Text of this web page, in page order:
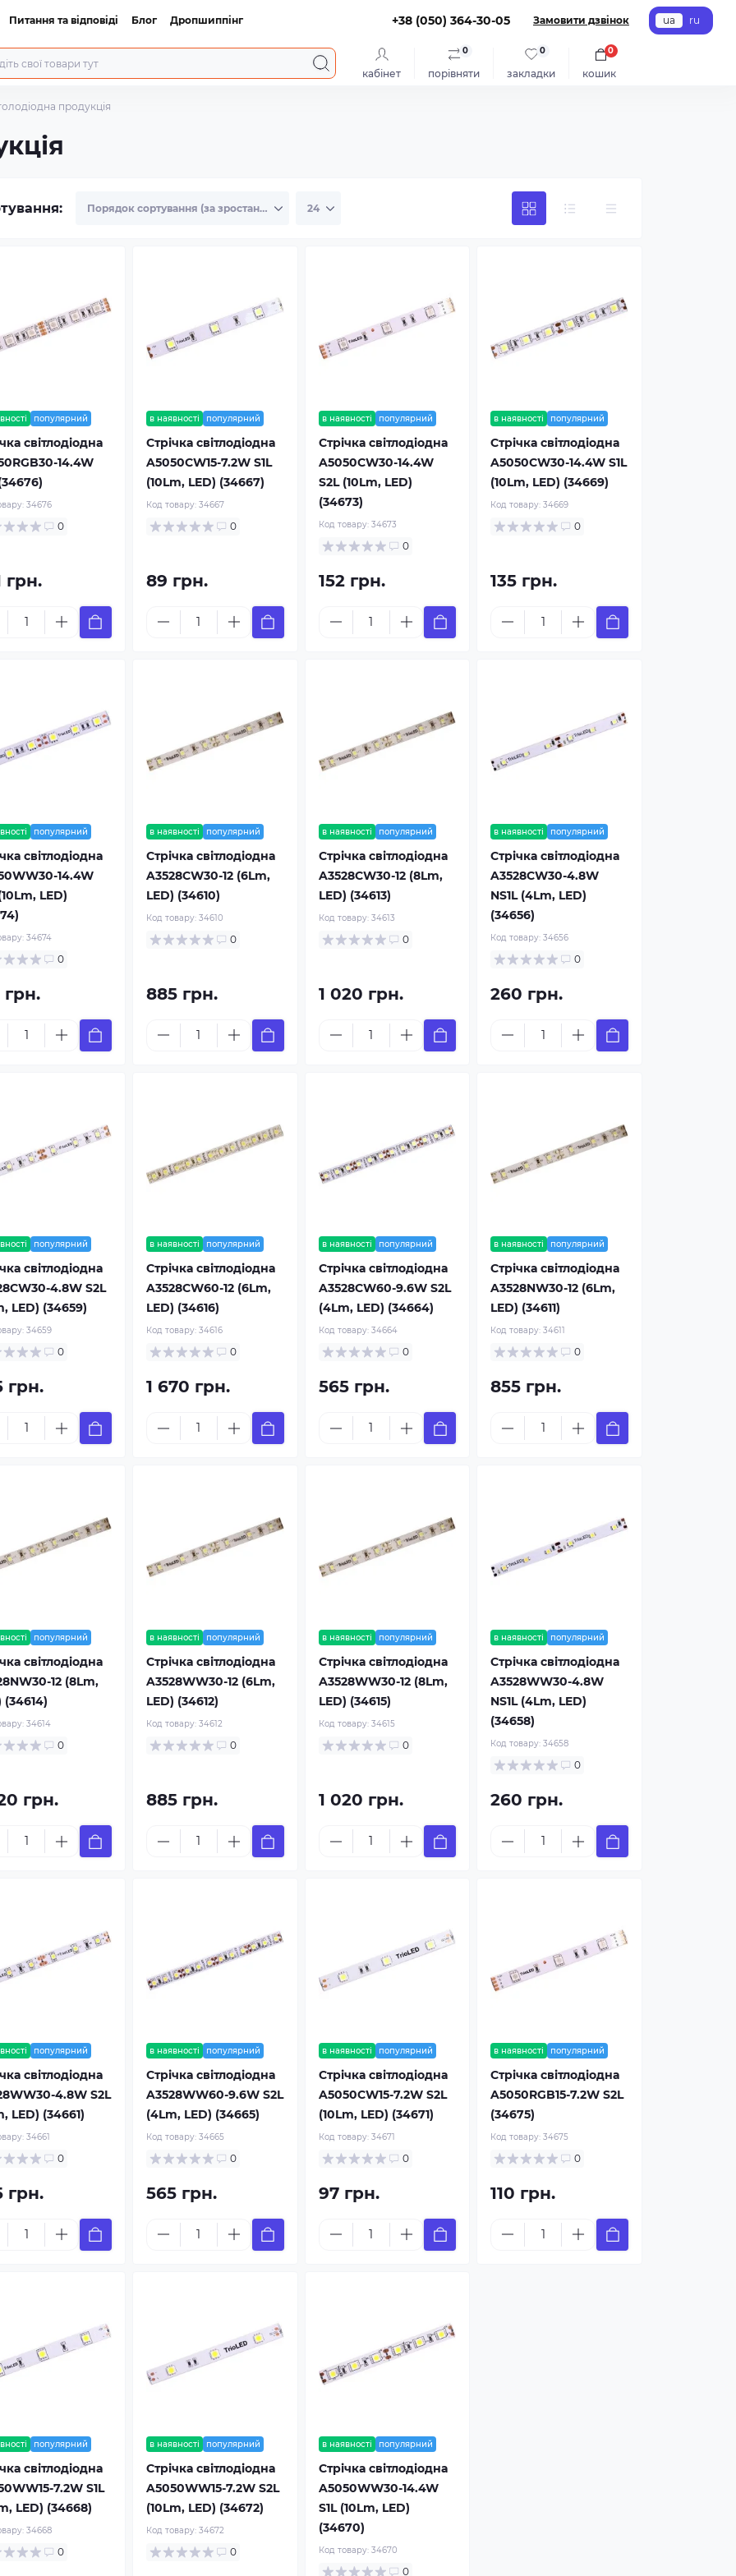
Питання та відповіді Блог Дропшиппінг +38 (050) 364-30-05 Замовити дзвінок ua ru
кабінет порівняти
0
закладки
0
кошик
0
продукція
популярний
світлодіодна
14.4W
34676
0
грн.
в наявності популярний
Стрічка світлодіодна
A5050CW15-7.2W S1L
(10Lm, LED) (34667)
Код товару: 34667
0
89 грн.
в наявності популярний
Стрічка світлодіодна
A5050CW30-14.4W
S2L (10Lm, LED)
(34673)
Код товару: 34673
0
152 грн.
в наявності популярний
Стрічка світлодіодна
A5050CW30-14.4W S1L
(10Lm, LED) (34669)
Код товару:34669
0
135 грн.
популярний
світлодіодна
14.4W
LED)
34674
0
грн.
в наявності популярний
Стрічка світлодіодна
A3528CW30-12 (6Lm,
LED) (34610)
Код товару: 34610
0
885 грн.
в наявності популярний
Стрічка світлодіодна
A3528CW30-12 (8Lm,
LED) (34613)
Код товару: 34613
0
1 020 грн.
в наявності популярний
Стрічка світлодіодна
A3528CW30-4.8W
NS1L (4Lm, LED)
(34656)
Код товару:34656
0
260 грн.
популярний
світлодіодна
4.8W S2L
LED) (34659)
34659
0
грн.
в наявності популярний
Стрічка світлодіодна
A3528CW60-12 (6Lm,
LED) (34616)
Код товару: 34616
0
1 670 грн.
в наявності популярний
Стрічка світлодіодна
A3528CW60-9.6W S2L
(4Lm, LED) (34664)
Код товару: 34664
0
565 грн.
в наявності популярний
Стрічка світлодіодна
A3528NW30-12 (6Lm,
LED) (34611)
Код товару:34611
0
855 грн.
популярний
світлодіодна
12 (8Lm,
(34614)
34614
0
грн.
в наявності популярний
Стрічка світлодіодна
A3528WW30-12 (6Lm,
LED) (34612)
Код товару: 34612
0
885 грн.
в наявності популярний
Стрічка світлодіодна
A3528WW30-12 (8Lm,
LED) (34615)
Код товару: 34615
0
1 020 грн.
в наявності популярний
Стрічка світлодіодна
A3528WW30-4.8W
NS1L (4Lm, LED)
(34658)
Код товару:34658
0
260 грн.
популярний
світлодіодна
4.8W S2L
LED) (34661)
34661
0
грн.
в наявності популярний
Стрічка світлодіодна
A3528WW60-9.6W S2L
(4Lm, LED) (34665)
Код товару: 34665
0
565 грн.
в наявності популярний
Стрічка світлодіодна
A5050CW15-7.2W S2L
(10Lm, LED) (34671)
Код товару: 34671
0
97 грн.
в наявності популярний
Стрічка світлодіодна
A5050RGB15-7.2W S2L
(34675)
Код товару:34675
0
110 грн.
популярний
світлодіодна
7.2W S1L
LED) (34668)
34668
0
в наявності популярний
Стрічка світлодіодна
A5050WW15-7.2W S2L
(10Lm, LED) (34672)
Код товару: 34672
0
в наявності популярний
Стрічка світлодіодна
A5050WW30-14.4W
S1L (10Lm, LED)
(34670)
Код товару: 34670
0